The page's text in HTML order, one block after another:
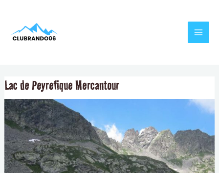
contenu
Lac de Peyrefique Mercantour
de
l’article